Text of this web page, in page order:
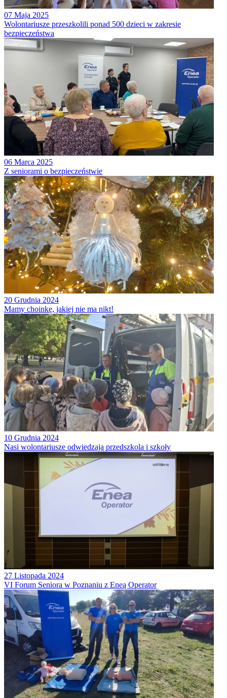
07 Maja 2025
Wolontariusze przeszkolili ponad 500 dzieci w zakresie
bezpieczeństwa
06 Marca 2025
Z seniorami o bezpieczeństwie
20 Grudnia 2024
Mamy choinkę, jakiej nie ma nikt!
10 Grudnia 2024
Nasi wolontariusze odwiedzają przedszkola i szkoły
27 Listopada 2024
VI Forum Seniora w Poznaniu z Eneą Operator